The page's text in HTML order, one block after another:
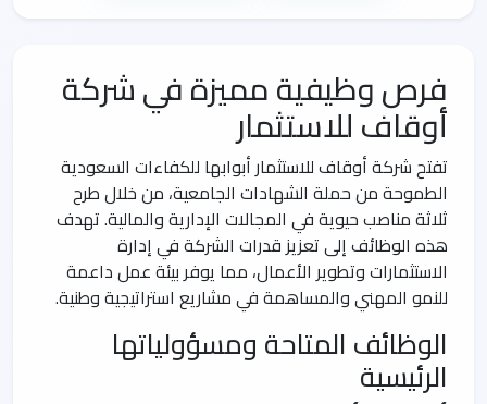
فرص وظيفية مميزة في شركة
أوقاف للاستثمار
تفتح شركة أوقاف للاستثمار أبوابها للكفاءات السعودية
الطموحة من حملة الشهادات الجامعية، من خلال طرح
ثلاثة مناصب حيوية في المجالات الإدارية والمالية. تهدف
هذه الوظائف إلى تعزيز قدرات الشركة في إدارة
الاستثمارات وتطوير الأعمال، مما يوفر بيئة عمل داعمة
للنمو المهني والمساهمة في مشاريع استراتيجية وطنية.
الوظائف المتاحة ومسؤولياتها
الرئيسية